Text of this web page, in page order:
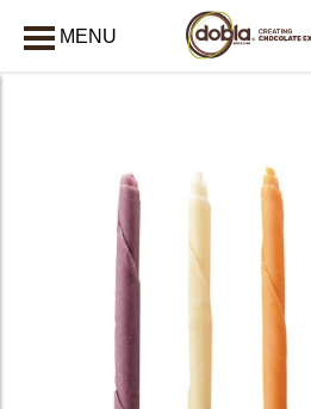
MENU